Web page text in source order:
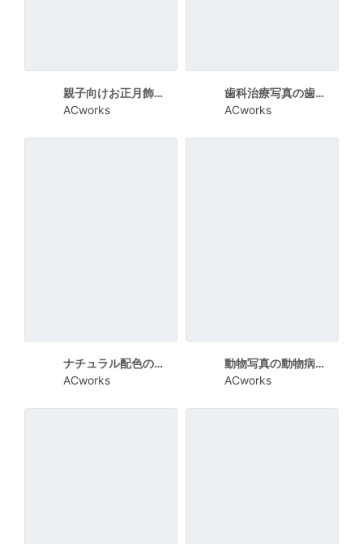
親子向けお正月飾りワークショップチラシ
ACworks
歯科治療写真の歯科医院新規開院チラシ
ACworks
ナチュラル配色の整体院新規開院チラシ
ACworks
動物写真の動物病院新規開院チラシ
ACworks